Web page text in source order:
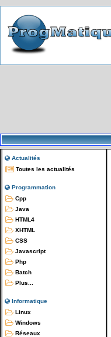
Actualités
Toutes les actualités
Programmation
Cpp
Java
HTML4
XHTML
CSS
Javascript
Php
Batch
Plus...
Informatique
Linux
Windows
Réseaux